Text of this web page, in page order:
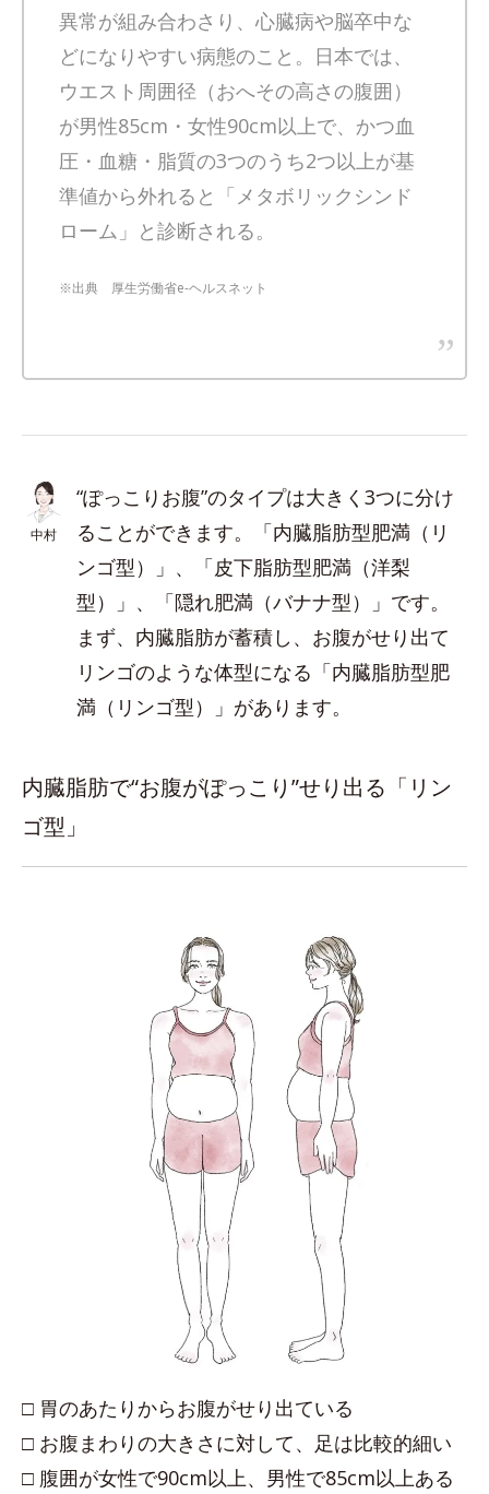
異常が組み合わさり、心臓病や脳卒中な
どになりやすい病態のこと。日本では、
ウエスト周囲径（おへその高さの腹囲）
が男性85cm・女性90cm以上で、かつ血
圧・血糖・脂質の3つのうち2つ以上が基
準値から外れると「メタボリックシンド
ローム」と診断される。
※出典 厚生労働省e-ヘルスネット
中村
“ぽっこりお腹”のタイプは大きく3つに分け
ることができます。「内臓脂肪型肥満（リ
ンゴ型）」、「皮下脂肪型肥満（洋梨
型）」、「隠れ肥満（バナナ型）」です。
まず、内臓脂肪が蓄積し、お腹がせり出て
リンゴのような体型になる「内臓脂肪型肥
満（リンゴ型）」があります。
内臓脂肪で“お腹がぽっこり”せり出る「リン
ゴ型」
□ 胃のあたりからお腹がせり出ている
□ お腹まわりの大きさに対して、足は比較的細い
□ 腹囲が女性で90cm以上、男性で85cm以上ある